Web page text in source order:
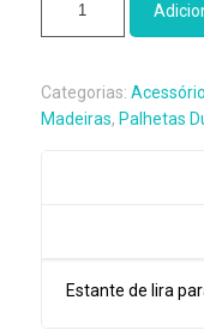
Lira
Fagote
Categorias:
Madeiras, Palhetas
Estante de lira